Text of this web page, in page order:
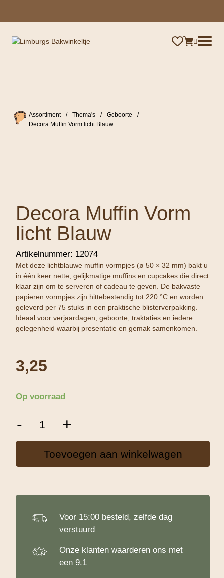
Assortiment / Thema's / Geboorte
/
Decora Muffin Vorm licht Blauw
Decora Muffin Vorm
licht Blauw
Artikelnummer: 12074
Met deze lichtblauwe muffin vormpjes (ø 50 × 32 mm) bakt u
in één keer nette, gelijkmatige muffins en cupcakes die direct
klaar zijn om te serveren of cadeau te geven. De bakvaste
papieren vormpjes zijn hittebestendig tot 220 °C en worden
geleverd per 75 stuks in een praktische blisterverpakking.
Ideaal voor verjaardagen, geboorte, traktaties en iedere
gelegenheid waarbij presentatie en gemak samenkomen.
3,25
Op voorraad
-
licht
aantal
+
Toevoegen aan winkelwagen
Voor 15:00 besteld, zelfde dag
verstuurd
Onze klanten waarderen ons met
een 9.1